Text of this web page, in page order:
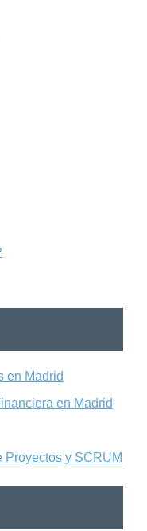
en Madrid
en Madrid
y SCRUM